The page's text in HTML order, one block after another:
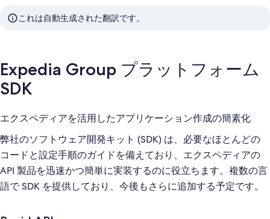
これは自動生成された翻訳です。
Expedia Group プラットフォーム
SDK
エクスペディアを活用したアプリケーション作成の簡素化
弊社のソフトウェア開発キット (SDK) は、必要なほとんどの
コードと設定手順のガイドを備えており、エクスペディアの
API 製品を迅速かつ簡単に実装するのに役立ちます。複数の言
語で SDK を提供しており、今後もさらに追加する予定です。